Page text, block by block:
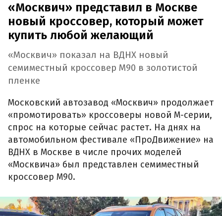
«Москвич» представил в Москве
новый кроссовер, который может
купить любой желающий
«Москвич» показал на ВДНХ новый
семиместный кроссовер М90 в золотистой
пленке
Московский автозавод «Москвич» продолжает
«промотировать» кроссоверы новой М-серии,
спрос на которые сейчас растет. На днях на
автомобильном фестивале «ПроДвижение» на
ВДНХ в Москве в числе прочих моделей
«Москвича» был представлен семиместный
кроссовер М90.